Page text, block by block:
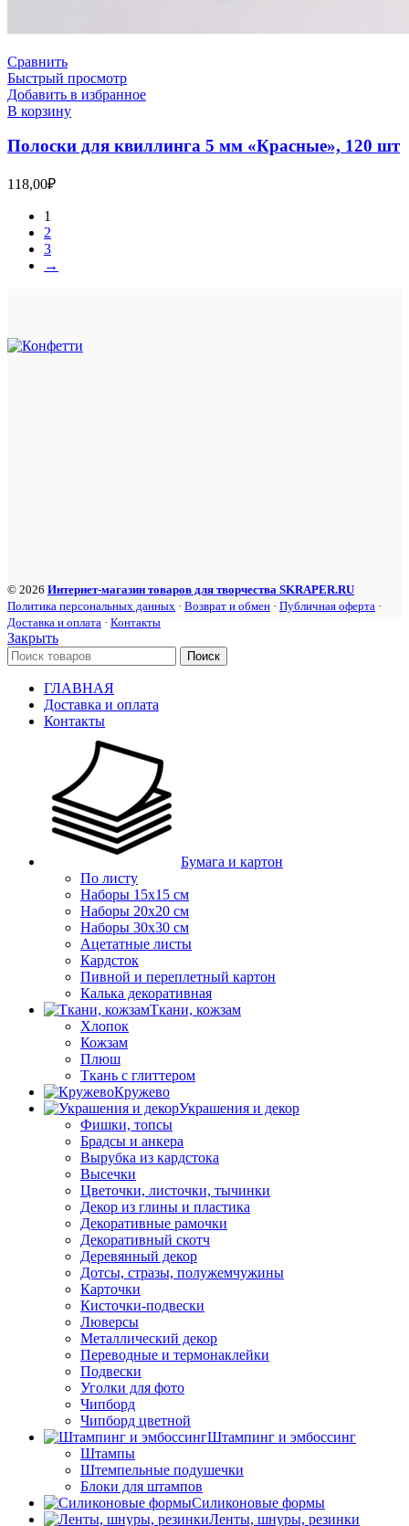
Сравнить
Быстрый просмотр
Добавить в избранное
В корзину
Полоски для квиллинга 5 мм «Красные», 120 шт
118,00₽
1
2
3
→
© 2026 Интернет-магазин товаров для творчества SKRAPER.RU
Политика персональных данных · Возврат и обмен · Публичная оферта ·
Доставка и оплата · Контакты
Закрыть
Поиск
ГЛАВНАЯ
Доставка и оплата
Контакты
Бумага и картон
По листу
Наборы 15х15 см
Наборы 20х20 см
Наборы 30х30 см
Ацетатные листы
Кардсток
Пивной и переплетный картон
Калька декоративная
Ткани, кожзам
Хлопок
Кожзам
Плюш
Ткань с глиттером
Кружево
Украшения и декор
Фишки, топсы
Брадсы и анкера
Вырубка из кардстока
Высечки
Цветочки, листочки, тычинки
Декор из глины и пластика
Декоративные рамочки
Декоративный скотч
Деревянный декор
Дотсы, стразы, полужемчужины
Карточки
Кисточки-подвески
Люверсы
Металлический декор
Переводные и термонаклейки
Подвески
Уголки для фото
Чипборд
Чипборд цветной
Штампинг и эмбоссинг
Штампы
Штемпельные подушечки
Блоки для штампов
Силиконовые формы
Ленты, шнуры, резинки